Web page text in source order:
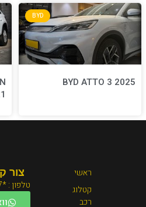
BYD TRADE IN-משומשים
SKODA KODIAQ AMBITION
צור קשר
וואטסאפ